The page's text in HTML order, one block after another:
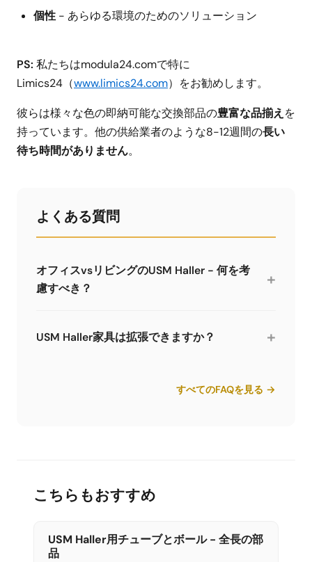
個性 - あらゆる環境のためのソリューション
PS: 私たちはmodula24.comで特に
Limics24（www.limics24.com）をお勧めします。
彼らは様々な色の即納可能な交換部品の豊富な品揃え を
持っています。他の供給業者のような8-12週間の長い
待ち時間がありません。
よくある質問
オフィスvsリビングのUSM Haller - 何を考
慮すべき？
+
きなサイドボードを使用し、しばしばニュートラ
ルな色です。リビングではTVスタンドやローボー
USM Haller家具は拡張できますか？ +
もセルを追加、削除、再配置できます。モジュラ
ーシステムにより、家具を変化するニーズに何年
すべてのFAQを見る →
こちらもおすすめ
USM Haller用チューブとボール - 全長の部
品